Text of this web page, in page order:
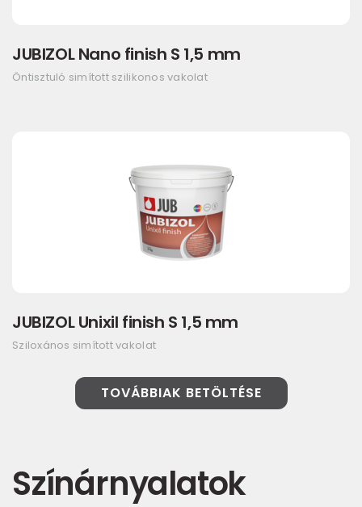
JUBIZOL Nano finish S 1,5 mm
Öntisztuló simított szilikonos vakolat
JUBIZOL Unixil finish S 1,5 mm
Sziloxános simított vakolat
TOVÁBBIAK BETÖLTÉSE
Színárnyalatok